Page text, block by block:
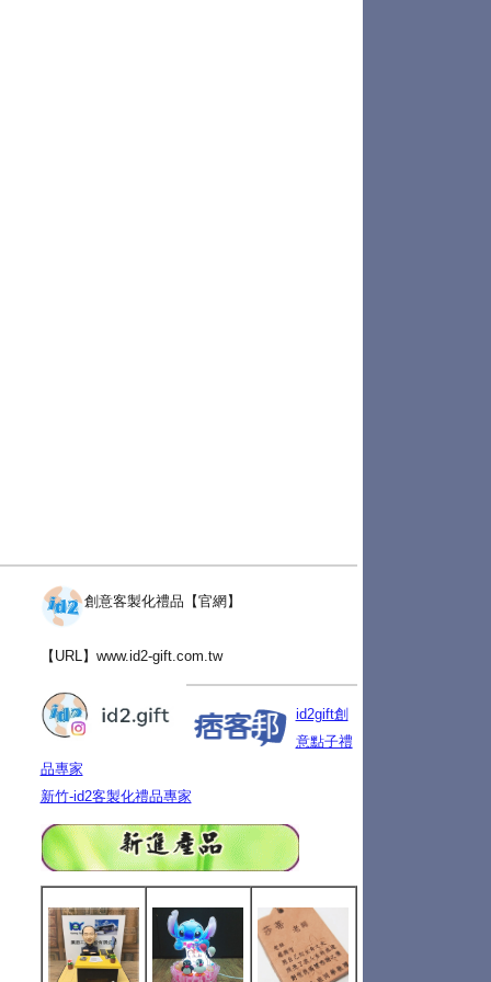
創意客製化禮品【官網】
【URL】 www.id2-gift.com.tw
id2gift創
意點子禮
品專家
新竹-id2客製化禮品專家